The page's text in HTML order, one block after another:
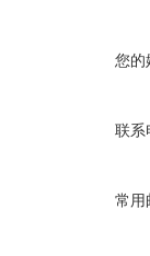
您的
联系
常用